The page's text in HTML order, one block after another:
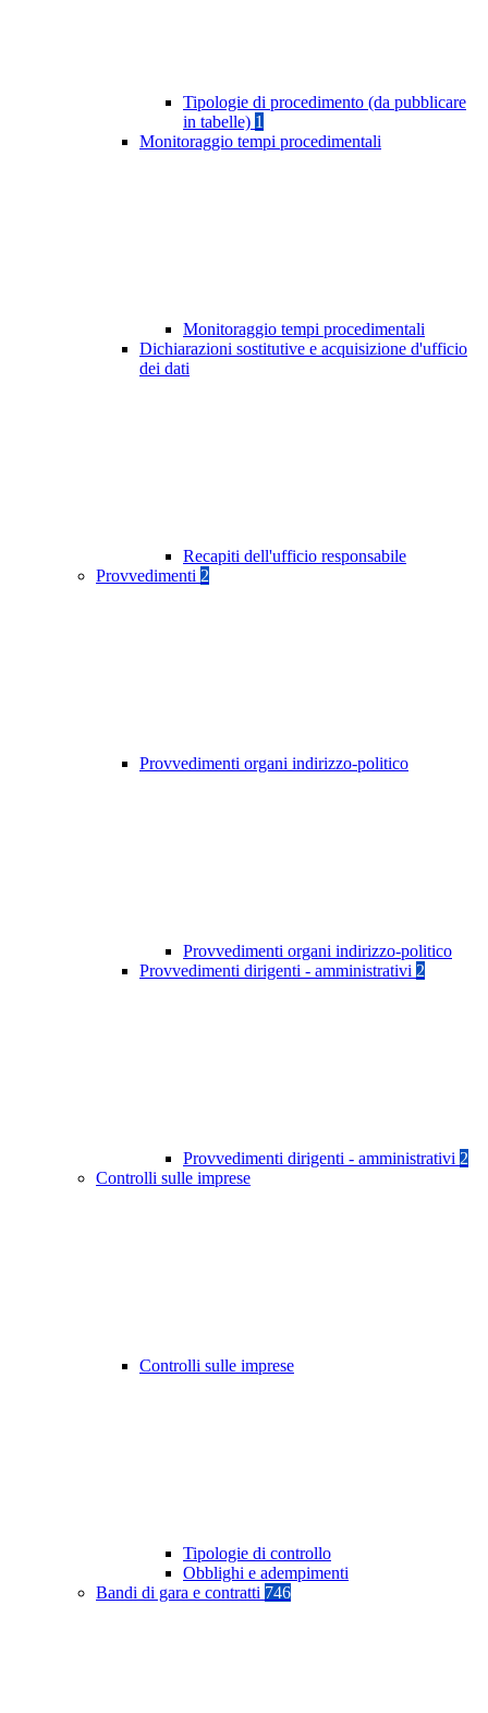
Tipologie di procedimento (da pubblicare
in tabelle) 1
Monitoraggio tempi procedimentali
Monitoraggio tempi procedimentali
Dichiarazioni sostitutive e acquisizione d'ufficio
dei dati
Recapiti dell'ufficio responsabile
Provvedimenti 2
Provvedimenti organi indirizzo-politico
Provvedimenti organi indirizzo-politico
Provvedimenti dirigenti - amministrativi 2
Provvedimenti dirigenti - amministrativi 2
Controlli sulle imprese
Controlli sulle imprese
Tipologie di controllo
Obblighi e adempimenti
Bandi di gara e contratti 746